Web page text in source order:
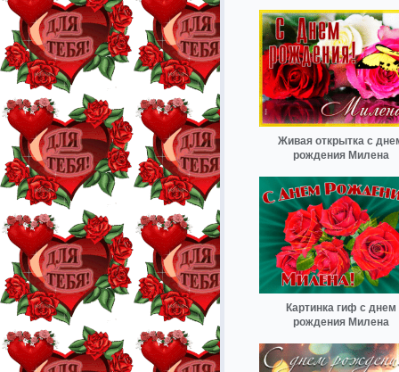
Живая открытка с
рождения Милена
Картинка гиф с днем
рождения Милена